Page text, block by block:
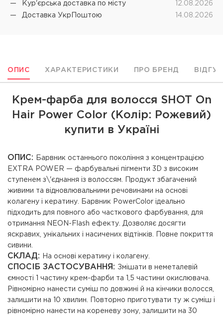
Кур'єрська доставка по місту
12.08.2026
Доставка УкрПоштою
14.08.2026
ОПИС ХАРАКТЕРИСТИКИ ПРО БРЕНД
Крем-фарба для волосся SHOT On
Hair Power Color (Колір: Рожевий)
купити в Україні
ОПИС:
Барвник останнього покоління з концентрацією
EXTRA POWER — фарбувальні пігменти 3D з високим
ступенем з\'єднання із волоссям. Продукт збагачений
живими та відновлювальними речовинами на основі
колагену і кератину. Барвник PowerColor ідеально
підходить для повного або часткового фарбування, для
отримання NEON-Flash ефекту. Дозволяє досягти
яскравих, унікальних і насичених відтінків. Повне покриття
сивини.
СКЛАД: На основі кератину і колагену.
СПОСІБ ЗАСТОСУВАННЯ: Змішати в неметалевій
ємності 1 частину крем-фарби та 1,5 частини окислювача.
Рівномірно нанести суміш по довжині й на кінчики волосся,
залишити на 10 хвилин. Повторно приготувати ту ж суміш і
рівномірно нанести на кореневу зону, залишити на 30